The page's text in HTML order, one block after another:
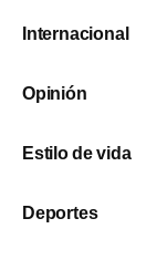
Internacional
Opinión
Estilo de vida
Deportes